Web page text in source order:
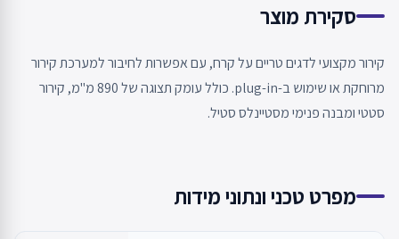
סקירת מוצר
קירור מקצועי לדגים טריים על קרח, עם אפשרות לחיבור למערכת קירור
מרוחקת או שימוש ב-plug-in. כולל עומק תצוגה של 890 מ"מ, קירור
סטטי ומבנה פנימי מסטיינלס סטיל.
מפרט טכני ונתוני מידות